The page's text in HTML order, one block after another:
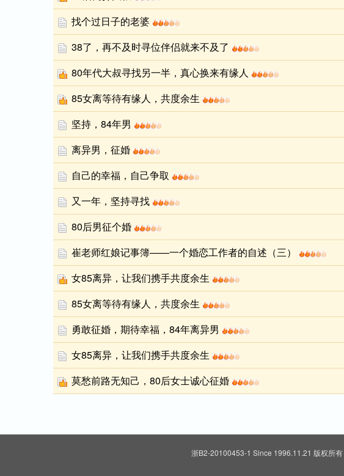
找个过日子的老婆
38了，再不及时寻位伴侣就来不及了
80年代大叔寻找另一半，真心换来有缘人
85女离等待有缘人，共度余生
坚持，84年男
离异男，征婚
自己的幸福，自己争取
又一年，坚持寻找
80后男征个婚
崔老师红娘记事簿——一个婚恋工作者的自述（三）
女85离异，让我们携手共度余生
85女离等待有缘人，共度余生
勇敢征婚，期待幸福，84年离异男
女85离异，让我们携手共度余生
莫愁前路无知己，80后女士诚心征婚
浙B2-20100453-1 Since 1996.11.21 版权所有